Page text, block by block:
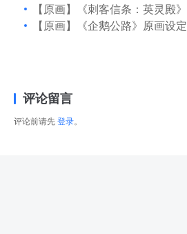
【原画】《刺客信条：英灵殿
【原画】《企鹅公路》原画设
评论留言
评论前请先 登录。